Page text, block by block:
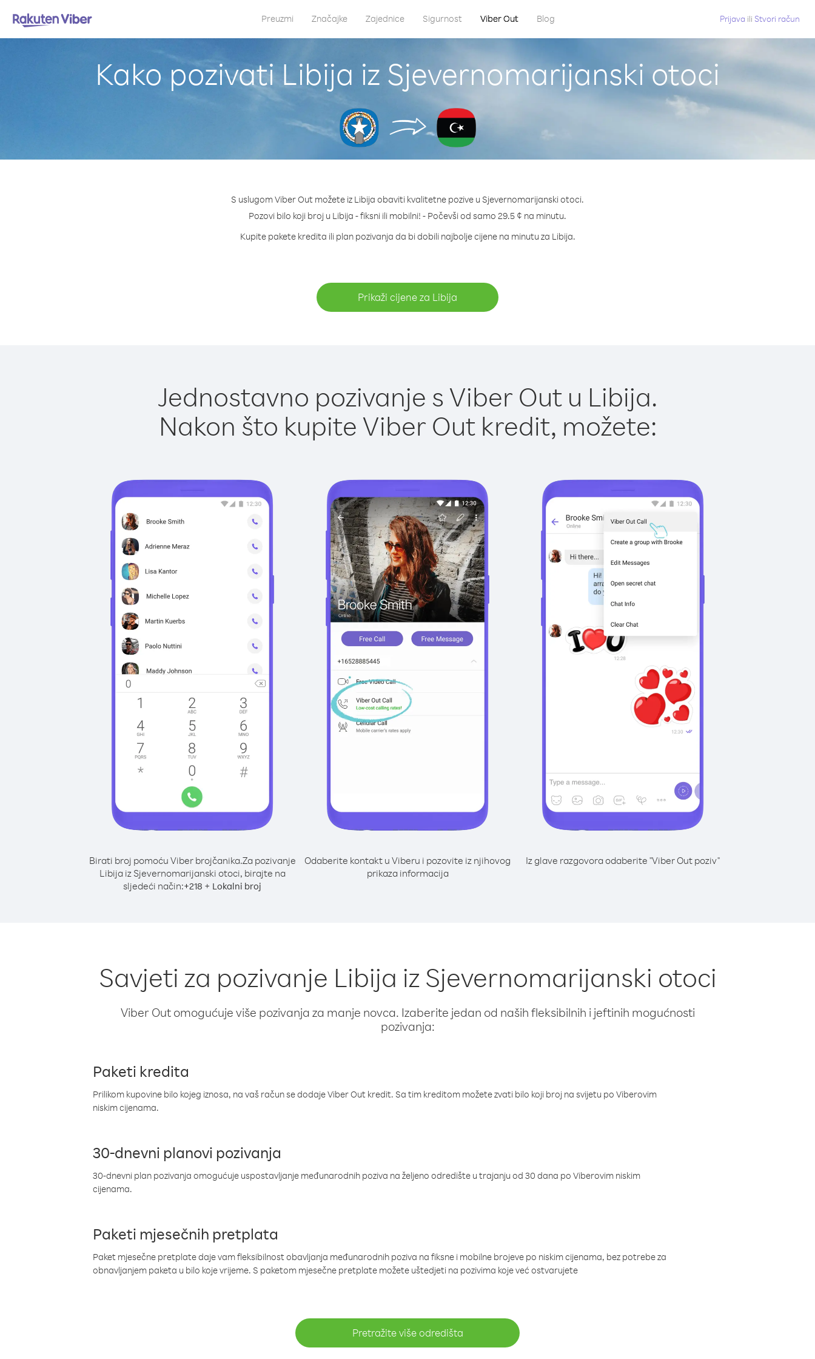
Preuzmi Značajke Zajednice Sigurnost Viber Out Blog Prijava ili Stvori račun
Kako pozivati Libija iz Sjevernomarijanski otoci
S uslugom Viber Out možete iz Libija obaviti kvalitetne pozive u Sjevernomarijanski otoci.
Pozovi bilo koji broj u Libija - fiksni ili mobilni! - Počevši od samo 29.5 ¢ na minutu.
Kupite pakete kredita ili plan pozivanja da bi dobili najbolje cijene na minutu za Libija.
Prikaži cijene za Libija
Jednostavno pozivanje s Viber Out u Libija.
Nakon što kupite Viber Out kredit, možete:
Birati broj pomoću Viber brojčanika.Za pozivanje
Libija iz Sjevernomarijanski otoci, birajte na
sljedeći način:+218 + Lokalni broj
Odaberite kontakt u Viberu i pozovite iz njihovog
prikaza informacija
Iz glave razgovora odaberite "Viber Out poziv"
Savjeti za pozivanje Libija iz Sjevernomarijanski otoci
Viber Out omogućuje više pozivanja za manje novca. Izaberite jedan od naših fleksibilnih i jeftinih mogućnosti
pozivanja:
Paketi kredita
Prilikom kupovine bilo kojeg iznosa, na vaš račun se dodaje Viber Out kredit. Sa tim kreditom možete zvati bilo koji broj na svijetu po Viberovim
niskim cijenama.
30-dnevni planovi pozivanja
30-dnevni plan pozivanja omogućuje uspostavljanje međunarodnih poziva na željeno odredište u trajanju od 30 dana po Viberovim niskim
cijenama.
Paketi mjesečnih pretplata
Paket mjesečne pretplate daje vam fleksibilnost obavljanja međunarodnih poziva na fiksne i mobilne brojeve po niskim cijenama, bez potrebe za
obnavljanjem paketa u bilo koje vrijeme. S paketom mjesečne pretplate možete uštedjeti na pozivima koje već ostvarujete
Pretražite više odredišta